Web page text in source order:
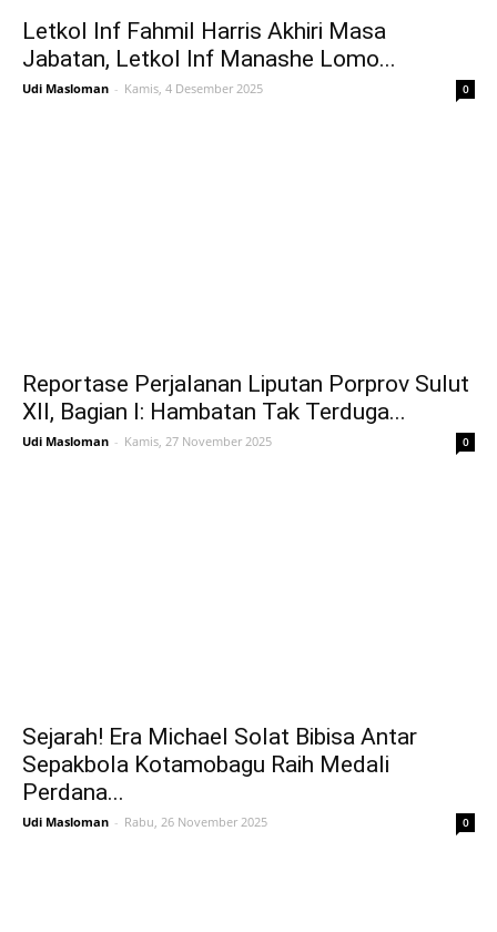
Letkol Inf Fahmil Harris Akhiri Masa
Jabatan, Letkol Inf Manashe Lomo...
Udi Masloman - Kamis, 4 Desember 2025 0
Reportase Perjalanan Liputan Porprov Sulut
XII, Bagian I: Hambatan Tak Terduga...
Udi Masloman - Kamis, 27 November 2025 0
Sejarah! Era Michael Solat Bibisa Antar
Sepakbola Kotamobagu Raih Medali
Perdana...
Udi Masloman - Rabu, 26 November 2025 0